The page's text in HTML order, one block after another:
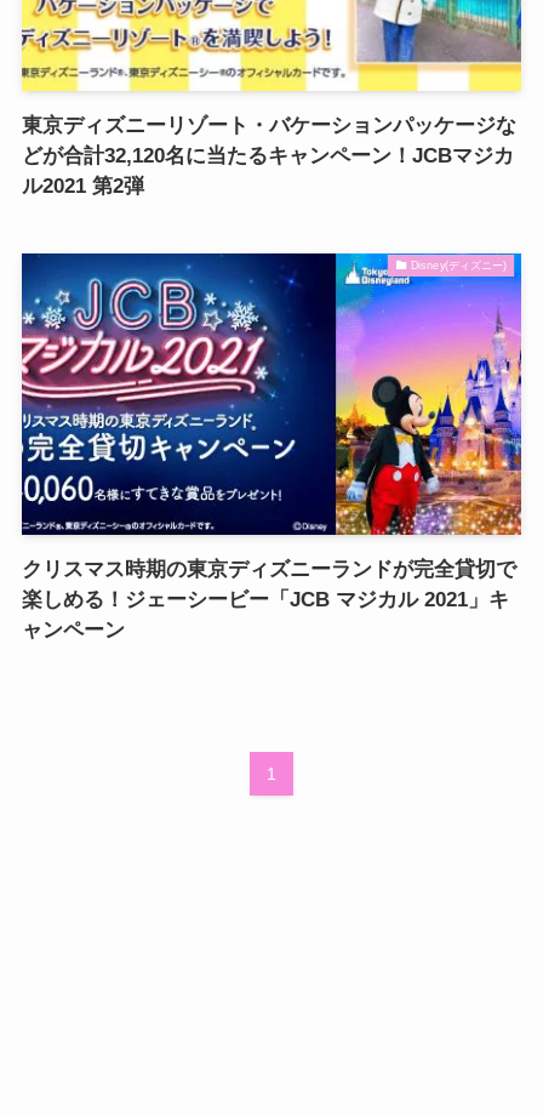
東京ディズニーリゾート・バケーションパッケージな
どが合計32,120名に当たるキャンペーン！JCBマジカ
ル2021 第2弾
Disney(ディズニー)
クリスマス時期の東京ディズニーランドが完全貸切で
楽しめる！ジェーシービー「JCB マジカル 2021」キ
ャンペーン
1